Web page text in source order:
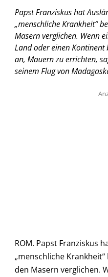
Papst Franziskus hat
„menschliche Krankheit“
Masern verglichen. Wenn
Land oder einen Kontinent
an, Mauern zu errichten,
seinem Flug von
ROM. Papst Franziskus
„menschliche
den Masern verglichen.